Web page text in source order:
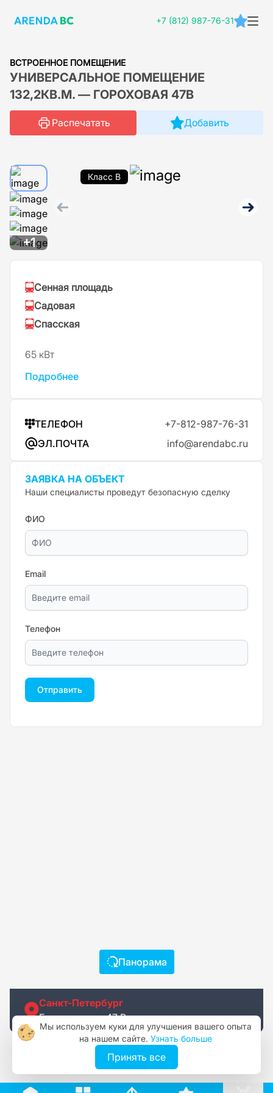
+7 (812) 987-76-31
ВСТРОЕННОЕ ПОМЕЩЕНИЕ
УНИВЕРСАЛЬНОЕ ПОМЕЩЕНИЕ
132,2КВ.М. — ГОРОХОВАЯ 47В
Распечатать Добавить
Класс B
+1
Сенная площадь
Садовая
Спасская
65 кВт
Подробнее
Панорама
Санкт-Петербург
Гороховая ул, 47 В
ТЕЛЕФОН
+7-812-987-76-31
ЭЛ.ПОЧТА
info@arendabc.ru
ЗАЯВКА НА ОБЪЕКТ
Наши специалисты проведут безопасную сделку
ФИО
Email
Телефон
Отправить
Мы используем куки для улучшения вашего опыта
на нашем сайте. Узнать больше
Принять все